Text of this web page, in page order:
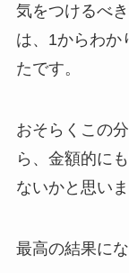
気をつけるべ
は、1からわか
たです。
おそらくこの
ら、金額的に
ないかと思いま
最高の結果に